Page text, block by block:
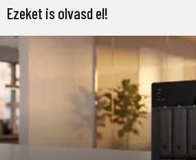
Ezeket is olvasd el!